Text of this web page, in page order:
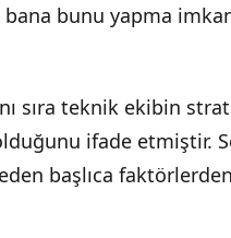
bunu yapma
sıra teknik ekibin
ifade etmiştir.
başlıca